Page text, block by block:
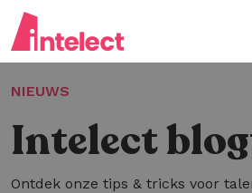
NIEUWS
Intelect
Ontdek onze tips & tricks voor